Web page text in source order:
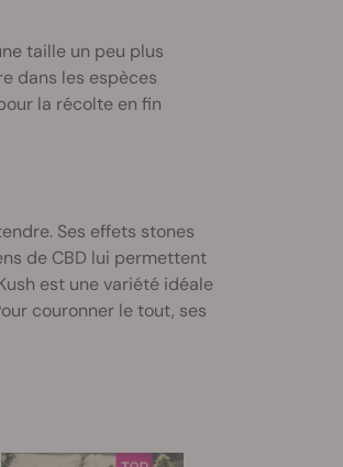
taille un peu plus
dans les espèces
la récolte en fin
Ses effets stones
de CBD lui permettent
est une variété idéale
couronner le tout, ses